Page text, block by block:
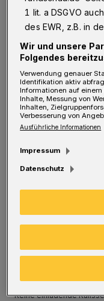
S eit dem
mit
grünen
etwas geändert.
Keine einladende
1 lit. a DSGVO
des EWR, z.B. in
Wir und unsere
Folgendes
Verwendung genauer
Identifikation aktiv
Informationen auf
Inhalte, Messung von
Inhalten,
Verbesserung von
Ausführliche Informationen
Impressum
Datenschutz